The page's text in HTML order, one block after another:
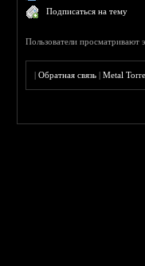
Подписаться на тему
Пользователи просматривают
|Обратная связь |Metal